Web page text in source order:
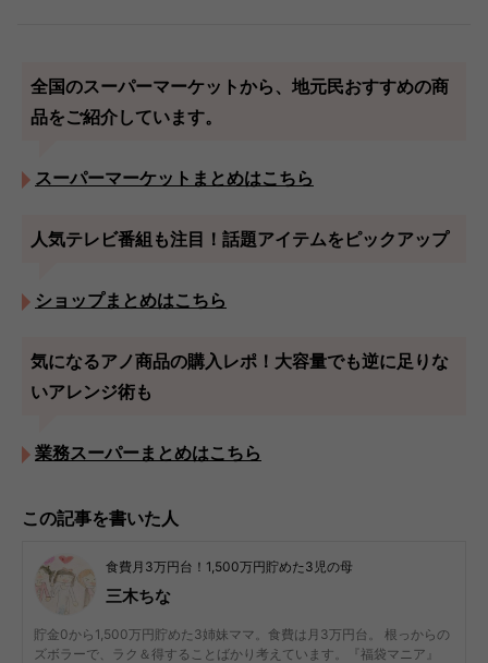
全国のスーパーマーケットから、地元民おすすめの商
品をご紹介しています。
スーパーマーケットまとめはこちら
人気テレビ番組も注目！話題アイテムをピックアップ
ショップまとめはこちら
気になるアノ商品の購入レポ！大容量でも逆に足りな
いアレンジ術も
業務スーパーまとめはこちら
この記事を書いた人
食費月3万円台！1,500万円貯めた3児の母
三木ちな
貯金0から1,500万円貯めた3姉妹ママ。食費は月3万円台。 根っからの
ズボラーで、ラク＆得することばかり考えています。『福袋マニア』